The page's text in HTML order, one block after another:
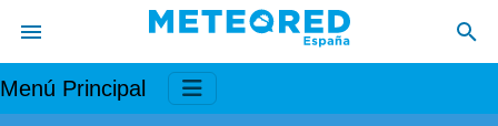
Menú Principal